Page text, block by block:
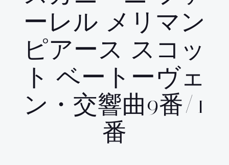
ーレル メリマン
ピアース スコッ
ト ベートーヴェ
ン・交響曲9番/1
番